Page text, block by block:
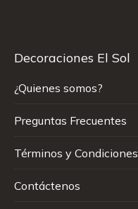
Decoraciones El Sol
¿Quienes somos?
Preguntas Frecuentes
Términos y Condiciones
Contáctenos